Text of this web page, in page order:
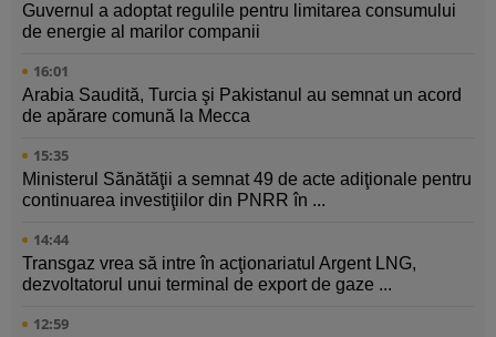
Guvernul a adoptat regulile pentru limitarea consumului
de energie al marilor companii
16:01
Arabia Saudită, Turcia şi Pakistanul au semnat un acord
de apărare comună la Mecca
15:35
Ministerul Sănătăţii a semnat 49 de acte adiţionale pentru
continuarea investiţiilor din PNRR în ...
14:44
Transgaz vrea să intre în acţionariatul Argent LNG,
dezvoltatorul unui terminal de export de gaze ...
12:59